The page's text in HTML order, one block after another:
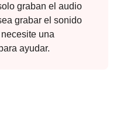
graban el audio
grabar el sonido
una
ayudar.